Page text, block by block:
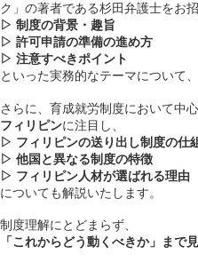
ク」の著者である杉田弁護士をお招
▷ 制度の背景・趣旨
▷ 許可申請の準備の進め方
▷ 注意すべきポイント
といった実務的なテーマについて
さらに、育成就労制度において中
フィリピンに注目し、
▷ フィリピンの送り出し制度の仕
▷ 他国と異なる制度の特徴
▷ フィリピン人材が選ばれる理由
についても解説いたします。
制度理解にとどまらず、
「これからどう動くべきか」まで